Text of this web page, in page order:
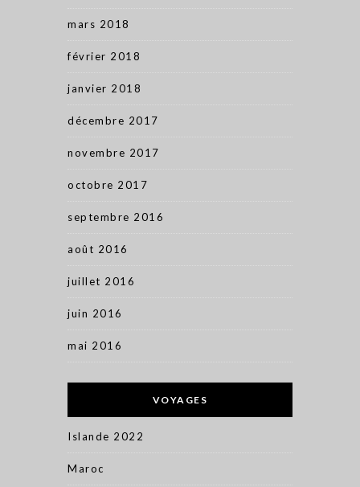
mars 2018
février 2018
janvier 2018
décembre 2017
novembre 2017
octobre 2017
septembre 2016
août 2016
juillet 2016
juin 2016
mai 2016
VOYAGES
Islande 2022
Maroc